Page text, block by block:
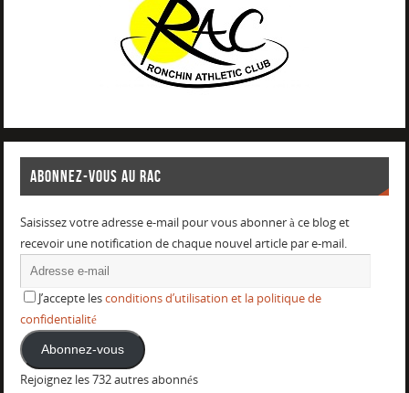
ABONNEZ-VOUS AU RAC
Saisissez votre adresse e-mail pour vous abonner à ce blog et
recevoir une notification de chaque nouvel article par e-mail.
J’accepte lesconditions d’utilisation et la politique de
confidentialité
Abonnez-vous
Rejoignez les 732 autres abonnés